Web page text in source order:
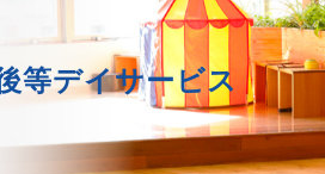
等デイサービス